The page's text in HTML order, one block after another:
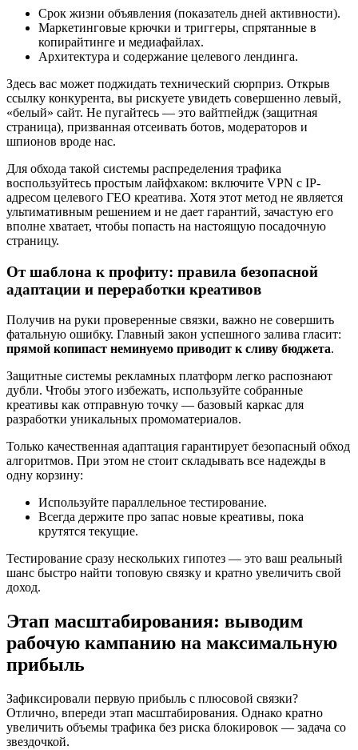
Срок жизни объявления (показатель дней активности).
Маркетинговые крючки и триггеры, спрятанные в
копирайтинге и медиафайлах.
Архитектура и содержание целевого лендинга.
Здесь вас может поджидать технический сюрприз. Открыв
ссылку конкурента, вы рискуете увидеть совершенно левый,
«белый» сайт. Не пугайтесь — это вайтпейдж (защитная
страница), призванная отсеивать ботов, модераторов и
шпионов вроде нас.
Для обхода такой системы распределения трафика
воспользуйтесь простым лайфхаком: включите VPN с IP-
адресом целевого ГЕО креатива. Хотя этот метод не является
ультимативным решением и не дает гарантий, зачастую его
вполне хватает, чтобы попасть на настоящую посадочную
страницу.
От шаблона к профиту: правила безопасной
адаптации и переработки креативов
Получив на руки проверенные связки, важно не совершить
фатальную ошибку. Главный закон успешного залива гласит:
прямой копипаст неминуемо приводит к сливу бюджета.
Защитные системы рекламных платформ легко распознают
дубли. Чтобы этого избежать, используйте собранные
креативы как отправную точку — базовый каркас для
разработки уникальных промоматериалов.
Только качественная адаптация гарантирует безопасный обход
алгоритмов. При этом не стоит складывать все надежды в
одну корзину:
Используйте параллельное тестирование.
Всегда держите про запас новые креативы, пока
крутятся текущие.
Тестирование сразу нескольких гипотез — это ваш реальный
шанс быстро найти топовую связку и кратно увеличить свой
доход.
Этап масштабирования: выводим
рабочую кампанию на максимальную
прибыль
Зафиксировали первую прибыль с плюсовой связки?
Отлично, впереди этап масштабирования. Однако кратно
увеличить объемы трафика без риска блокировок — задача со
звездочкой.